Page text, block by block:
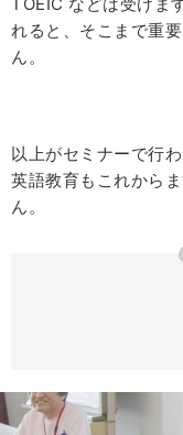
れると、そこまで重
ん。
以上がセミナーで行
英語教育もこれから
ん。